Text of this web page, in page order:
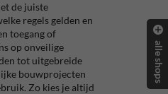
de juiste
regels gelden en
toegang of
op onveilige
tot uitgebreide
bouwprojecten
Zo kies je altijd
alle shops